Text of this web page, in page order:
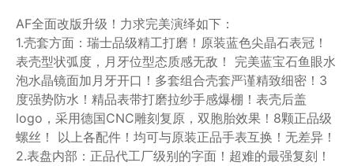
AF全面改版升级！力求完美演绎如下：
1.壳套方面：瑞士品级精工打磨！原装蓝色尖晶石表冠！
表壳型状弧度，月牙位型态质感无敌！ 完美蓝宝石鱼眼水
泡水晶镜面加月牙开口！多套组合壳套严谨精致细密！3
度强势防水！精品表带打磨拉纱手感爆棚！表壳后盖
logo，采用德国CNC雕刻复原，双胞胎效果！8颗正品级
螺丝！ 以上各配件！均可与原装正品手表互换！无差异！
2.表盘内部：正品代工厂级别的字面！超难的最强复刻！